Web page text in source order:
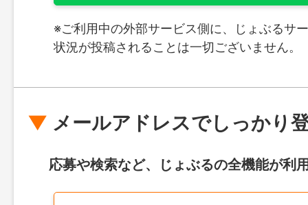
※ご利用中の外部サービス側に、じょぶるサ
状況が投稿されることは一切ございません。
メールアドレスでしっかり
応募や検索など、じょぶるの全機能が利